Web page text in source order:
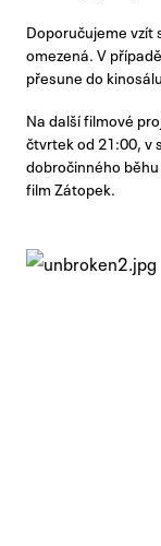
Doporučujeme vzít
omezená. V
přesune do
Na další filmové
čtvrtek od 21:00, v
dobročinného
film Zátopek.